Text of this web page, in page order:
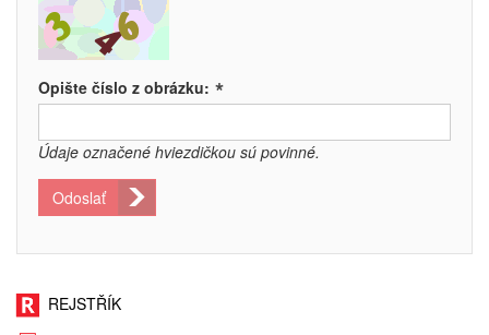
Opište číslo z obrázku: *
Údaje označené hviezdičkou sú povinné.
Odoslať
REJSTŘÍK